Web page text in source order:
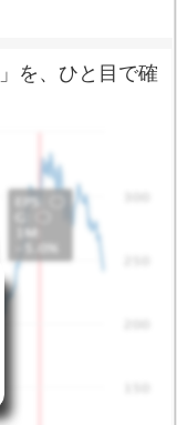
を、ひと目で確